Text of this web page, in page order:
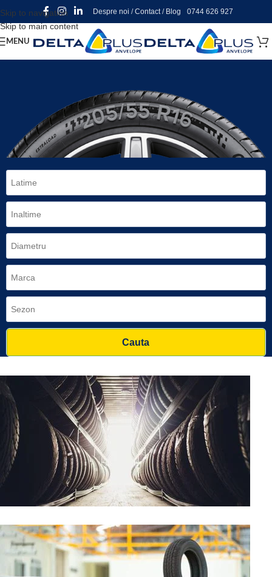
Skip to navigation
Skip to main content
Despre noi /Contact/ Blog 0744 626 927
MENU
Cauta
PESTE 30.000
ANVELOPE
ÎN STOC